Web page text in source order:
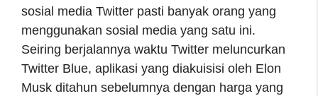
sosial media Twitter pasti banyak orang yang
menggunakan sosial media yang satu ini.
Seiring berjalannya waktu Twitter meluncurkan
Twitter Blue, aplikasi yang diakuisisi oleh Elon
Musk ditahun sebelumnya dengan harga yang